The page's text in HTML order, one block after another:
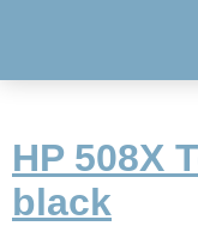
HP 508X
black